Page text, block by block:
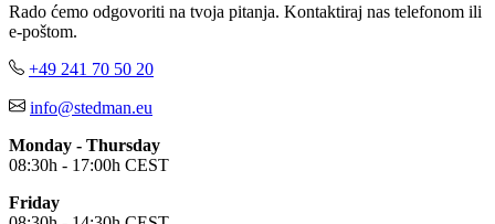
Rado ćemo odgovoriti na tvoja pitanja. Kontaktiraj nas telefonom ili
e-poštom.
+49 241 70 50 20
info@stedman.eu
Monday - Thursday
08:30h - 17:00h CEST
Friday